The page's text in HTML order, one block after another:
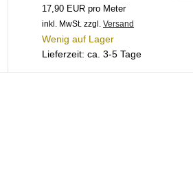
17,90 EUR pro Meter
inkl. MwSt. zzgl. Versand
Wenig auf Lager
Lieferzeit: ca. 3-5 Tage